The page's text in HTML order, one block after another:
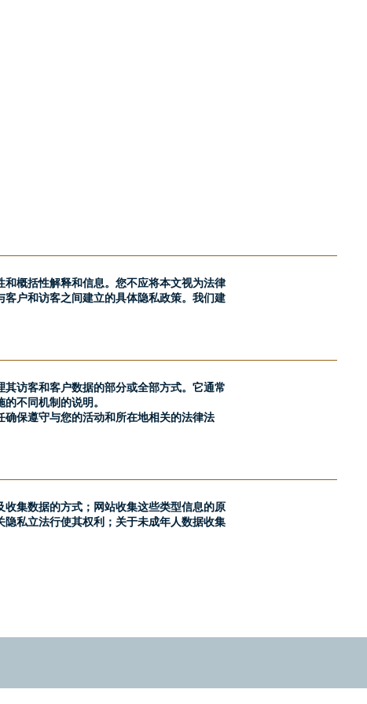
概括性解释和信息。您不应将本文视为法律
户和访客之间建立的具体隐私政策。我们建
访客和客户数据的部分或全部方式。它通常
不同机制的说明。
保遵守与您的活动和所在地相关的法律法
集数据的方式；网站收集这些类型信息的原
私立法行使其权利；关于未成年人数据收集